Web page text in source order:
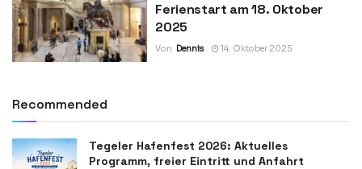
Ferienstart am 18. Oktober
2025
Von Dennis 14. Oktober 2025
Recommended
Tegeler Hafenfest 2026: Aktuelles
Programm, freier Eintritt und Anfahrt